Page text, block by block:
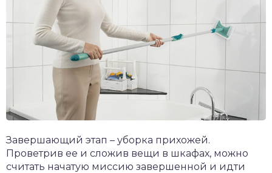
Завершающий этап – уборка прихожей.
Проветрив ее и сложив вещи в шкафах, можно
считать начатую миссию завершенной и идти